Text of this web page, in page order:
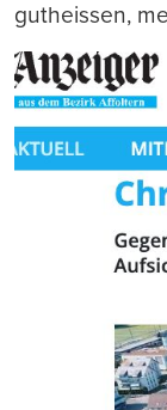
gutheissen,